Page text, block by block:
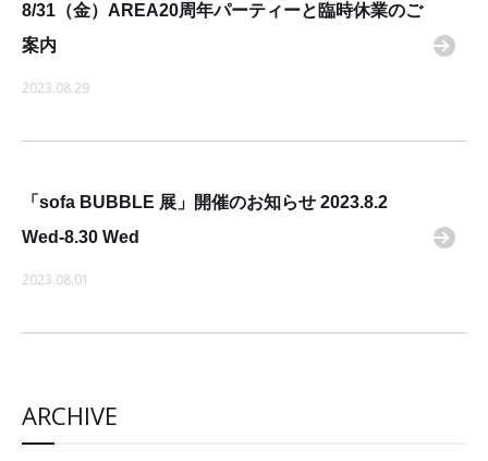
8/31（金）AREA20周年パーティーと臨時休業のご
案内
2023.08.29
「sofa BUBBLE 展」開催のお知らせ 2023.8.2
Wed-8.30 Wed
2023.08.01
ARCHIVE